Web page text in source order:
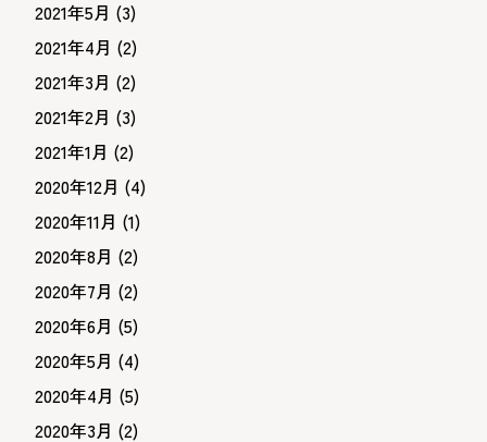
2021年5月 (3)
2021年4月 (2)
2021年3月 (2)
2021年2月 (3)
2021年1月 (2)
2020年12月 (4)
2020年11月 (1)
2020年8月 (2)
2020年7月 (2)
2020年6月 (5)
2020年5月 (4)
2020年4月 (5)
2020年3月 (2)